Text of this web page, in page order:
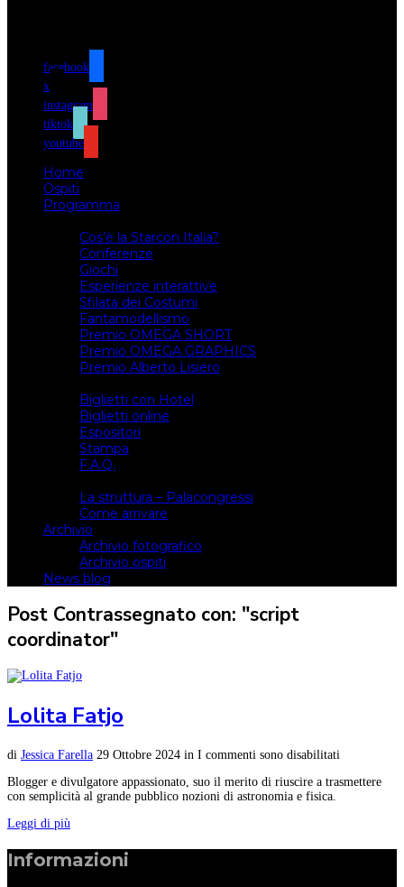
facebook
x
instagram
tiktok
youtube
Home
Ospiti
Programma
Cos’è la Starcon Italia?
Conferenze
Giochi
Esperienze interattive
Sfilata dei Costumi
Fantamodellismo
Premio OMEGA SHORT
Premio OMEGA GRAPHICS
Premio Alberto Lisiero
Biglietti con Hotel
Biglietti online
Espositori
Stampa
F.A.Q.
La struttura – Palacongressi
Come arrivare
Archivio
Archivio fotografico
Archivio ospiti
News blog
Post Contrassegnato con: "script
coordinator"
Lolita Fatjo
di Jessica Farella 29 Ottobre 2024 in I commenti sono disabilitati
Blogger e divulgatore appassionato, suo il merito di riuscire a trasmettere
con semplicità al grande pubblico nozioni di astronomia e fisica.
Leggi di più
Informazioni